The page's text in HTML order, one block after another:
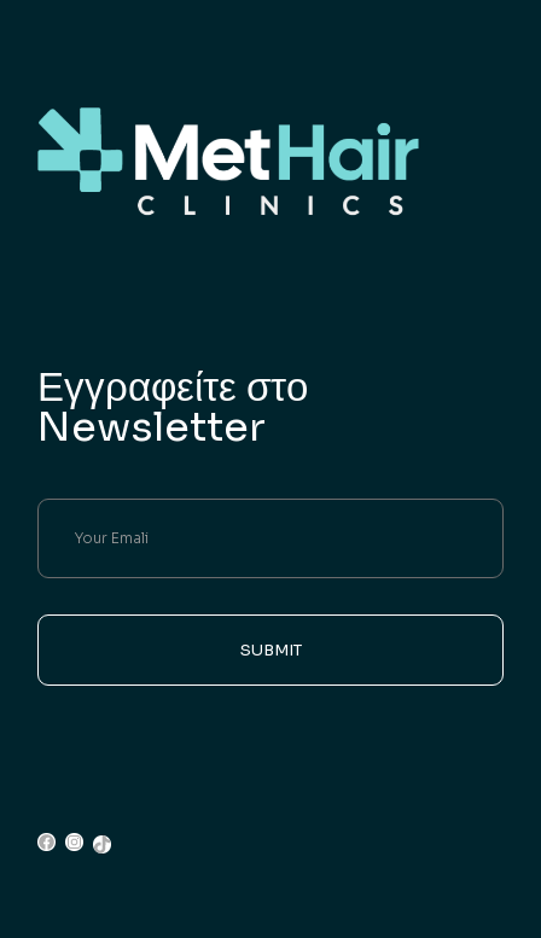
Εγγραφείτε στο
Newsletter
SUBMIT